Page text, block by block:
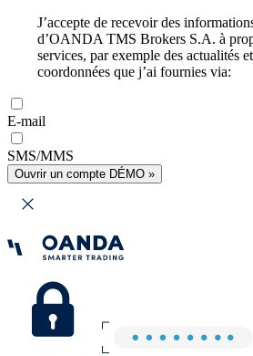
J’accepte de recevoir des
d’OANDA TMS Brokers S.A. à
services, par exemple des actualités
coordonnées que j’ai fournies via:
E-mail
SMS/MMS
Ouvrir un compte DÉMO »